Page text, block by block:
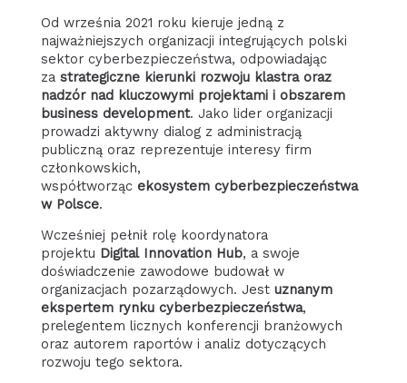
Od września 2021 roku kieruje jedną z
najważniejszych organizacji integrujących polski
sektor cyberbezpieczeństwa, odpowiadając
za strategiczne kierunki rozwoju klastra oraz
nadzór nad kluczowymi projektami i obszarem
business development. Jako lider organizacji
prowadzi aktywny dialog z administracją
publiczną oraz reprezentuje interesy firm
członkowskich,
współtworząc ekosystem cyberbezpieczeństwa
w Polsce.
Wcześniej pełnił rolę koordynatora
projektu Digital Innovation Hub, a swoje
doświadczenie zawodowe budował w
organizacjach pozarządowych. Jest uznanym
ekspertem rynku cyberbezpieczeństwa,
prelegentem licznych konferencji branżowych
oraz autorem raportów i analiz dotyczących
rozwoju tego sektora.